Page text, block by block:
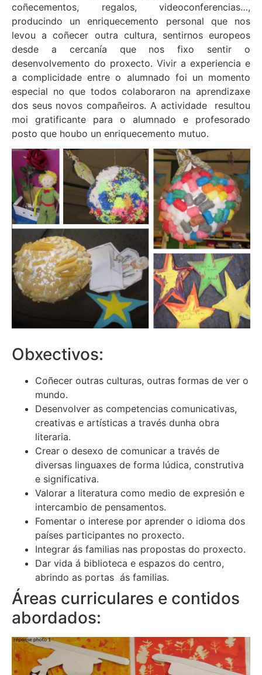
coñecementos, regalos, videoconferencias…,
producindo un enriquecemento personal que nos
levou a coñecer outra cultura, sentirnos europeos
desde a cercanía que nos fixo sentir o
desenvolvemento do proxecto. Vivir a experiencia e
a complicidade entre o alumnado foi un momento
especial no que todos colaboraron na aprendizaxe
dos seus novos compañeiros. A actividade resultou
moi gratificante para o alumnado e profesorado
posto que houbo un enriquecemento mutuo.
Obxectivos:
Coñecer outras culturas, outras formas de ver o
mundo.
Desenvolver as competencias comunicativas,
creativas e artísticas a través dunha obra
literaria.
Crear o desexo de comunicar a través de
diversas linguaxes de forma lúdica, construtiva
e significativa.
Valorar a literatura como medio de expresión e
intercambio de pensamentos.
Fomentar o interese por aprender o idioma dos
países participantes no proxecto.
Integrar ás familias nas propostas do proxecto.
Dar vida á biblioteca e espazos do centro,
abrindo as portas ás familias.
Áreas curriculares e contidos
abordados: